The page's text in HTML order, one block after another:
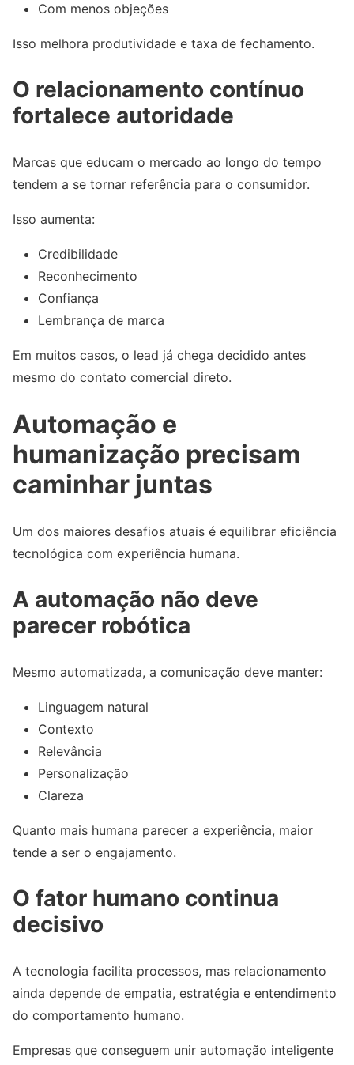
Com menos objeções
Isso melhora produtividade e taxa de fechamento.
O relacionamento contínuo
fortalece autoridade
Marcas que educam o mercado ao longo do tempo
tendem a se tornar referência para o consumidor.
Isso aumenta:
Credibilidade
Reconhecimento
Confiança
Lembrança de marca
Em muitos casos, o lead já chega decidido antes
mesmo do contato comercial direto.
Automação e
humanização precisam
caminhar juntas
Um dos maiores desafios atuais é equilibrar eficiência
tecnológica com experiência humana.
A automação não deve
parecer robótica
Mesmo automatizada, a comunicação deve manter:
Linguagem natural
Contexto
Relevância
Personalização
Clareza
Quanto mais humana parecer a experiência, maior
tende a ser o engajamento.
O fator humano continua
decisivo
A tecnologia facilita processos, mas relacionamento
ainda depende de empatia, estratégia e entendimento
do comportamento humano.
Empresas que conseguem unir automação inteligente